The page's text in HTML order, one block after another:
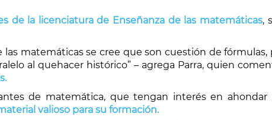
de la licenciatura de Enseñanza de las matemáticas,
matemáticas se cree que son cuestión de
al quehacer histórico” – agrega Parra, quien
de matemática, que tengan interés en ahondar
valioso para su formación.